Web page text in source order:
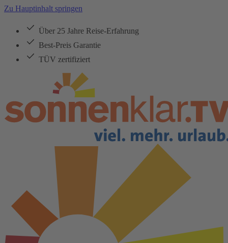
Zu Hauptinhalt springen
Über 25 Jahre Reise-Erfahrung
Best-Preis Garantie
TÜV zertifiziert